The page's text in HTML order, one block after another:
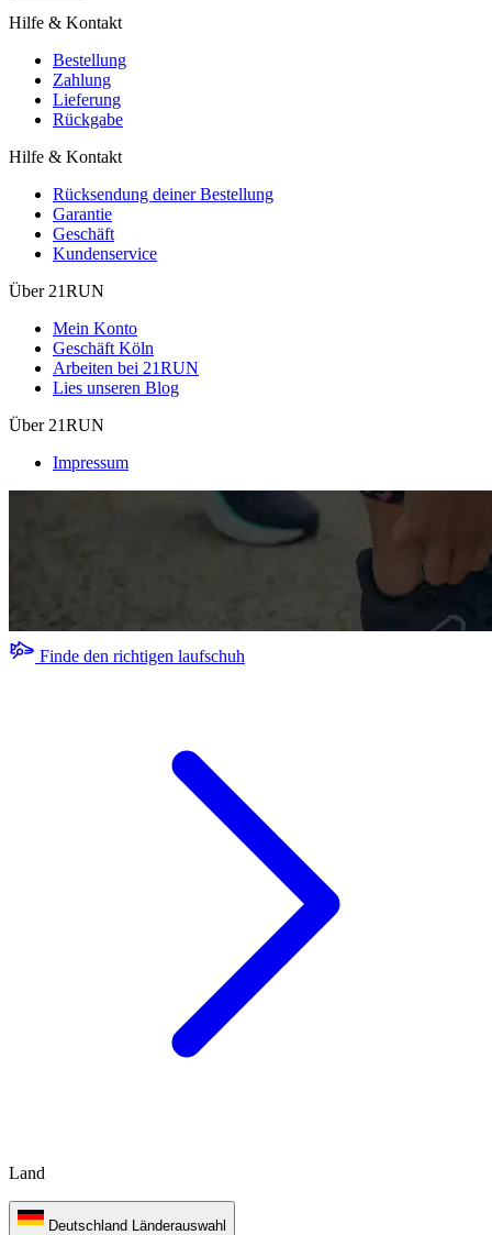
Hilfe & Kontakt
Bestellung
Zahlung
Lieferung
Rückgabe
Hilfe & Kontakt
Rücksendung deiner Bestellung
Garantie
Geschäft
Kundenservice
Über 21RUN
Mein Konto
Geschäft Köln
Arbeiten bei 21RUN
Lies unseren Blog
Über 21RUN
Impressum
Finde den richtigen laufschuh
Land
Deutschland Länderauswahl